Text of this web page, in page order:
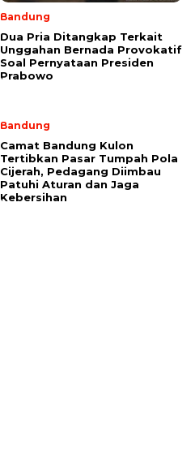
Bandung
Dua Pria Ditangkap Terkait
Unggahan Bernada Provokatif
Soal Pernyataan Presiden
Prabowo
Bandung
Camat Bandung Kulon
Tertibkan Pasar Tumpah Pola
Cijerah, Pedagang Diimbau
Patuhi Aturan dan Jaga
Kebersihan